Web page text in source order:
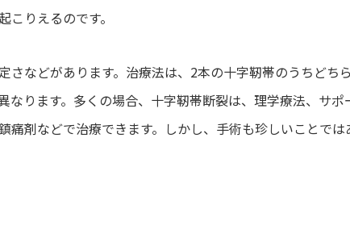
りえるのです。
などがあります。治療法は、2本の十字靭帯のうちどち
なります。多くの場合、十字靭帯断裂は、理学療法、サポ
剤などで治療できます。しかし、手術も珍しいことでは